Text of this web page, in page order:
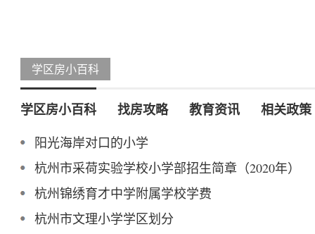
学区房小百科
学区房小百科 找房攻略 教育资讯 相关政策
阳光海岸对口的小学
杭州市采荷实验学校小学部招生简章（2020年）
杭州锦绣育才中学附属学校学费
杭州市文理小学学区划分